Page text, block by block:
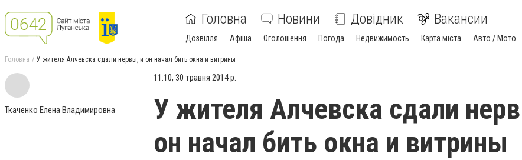
Головна Новини Довідник Вакансии
Дозвілля Афіша Оголошення Погода Недвижимость Карта міста Авто / Мото
Головна У жителя Алчевска сдали нервы, и он начал бить окна и витрины
Ткаченко Елена Владимировна
11:10, 30 травня 2014 р.
У жителя Алчевска сдали
он начал бить окна и витрины